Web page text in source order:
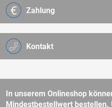
Kontakt
Zahlung
In unserem Onlineshop
Mindestbestellwert bestellen.